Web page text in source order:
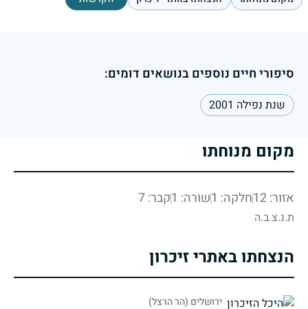
סיפורי חיים נוספים בנושאים דומים:
שנת נפילה 2001
מקום מנוחתו
אזור: 12 חלקה: 1 שורה: 1 קבר: 7
ת.נ.צ.ב.ה
הנצחתו באתרי זיכרון
ירושלים (הר הרצל)